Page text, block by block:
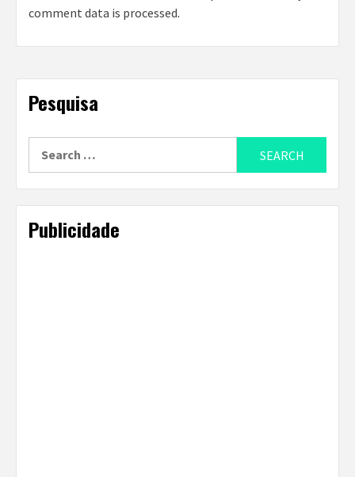
comment data is processed.
Pesquisa
Publicidade